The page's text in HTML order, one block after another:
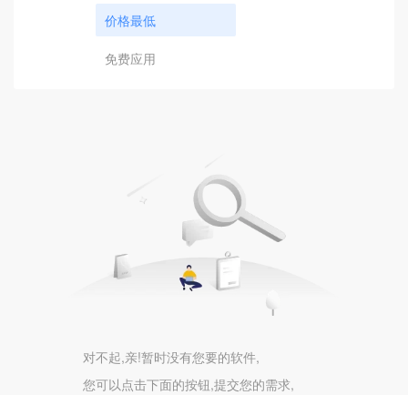
价格最低
免费应用
对不起,亲!暂时没有您要的软件,
您可以点击下面的按钮,提交您的需求,